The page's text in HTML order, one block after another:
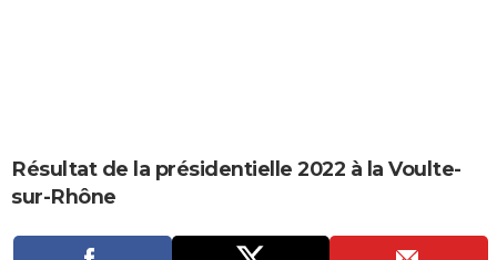
CARTE DE VOEUX
Carte de Noël
Carte Bonne année
Carte Saint-Valentin
Carte Pâques
Carte d'anniversaire
DICTIONNAIRE
Dictionnaire
Biographies
Expressions
Proverbes
PROGRAMME TV
Résultat de la présidentielle 2022 à la Voulte-
sur-Rhône